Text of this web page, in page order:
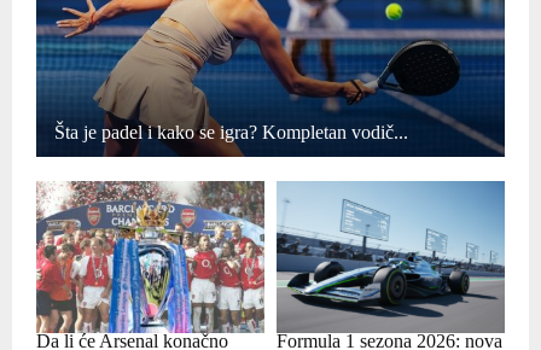
Šta je padel i kako se igra? Kompletan vodič...
Da li će Arsenal konačno
Formula 1 sezona 2026: nova